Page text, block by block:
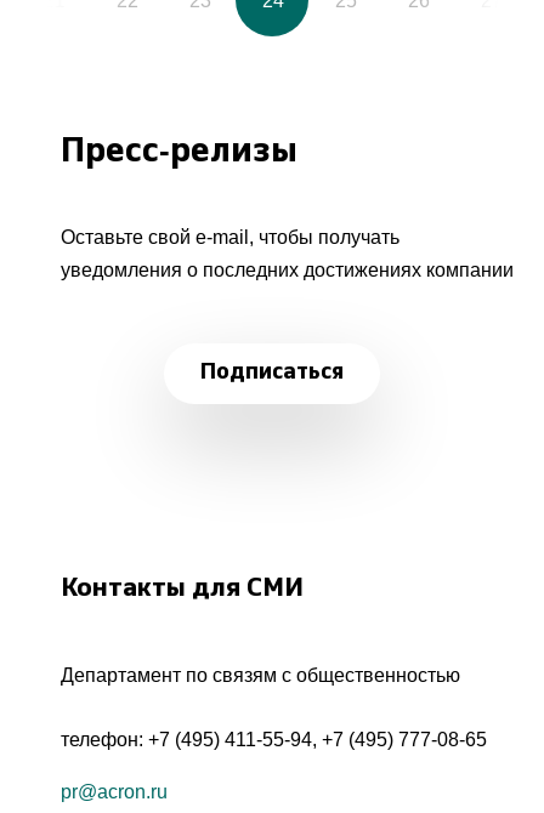
Пресс-релизы
Оставьте свой e-mail, чтобы получать
уведомления о последних достижениях компании
Подписаться
Контакты для СМИ
Департамент по связям с общественностью
телефон: +7 (495) 411-55-94, +7 (495) 777-08-65
pr@acron.ru